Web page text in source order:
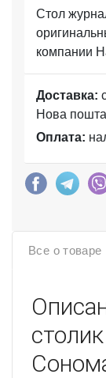
Стол
компании
Доставка:
Нова пошта
Оплата:
Все о товаре